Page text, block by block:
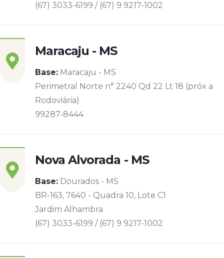
(67) 3033-6199 / (67) 9 9217-1002
Maracaju - MS
Base: Maracaju - MS
Perimetral Norte n° 2240 Qd 22 Lt 18 (próx a
Rodoviária)
99287-8444
Nova Alvorada - MS
Base: Dourados - MS
BR-163, 7640 - Quadra 10, Lote C1
Jardim Alhambra
(67) 3033-6199 / (67) 9 9217-1002